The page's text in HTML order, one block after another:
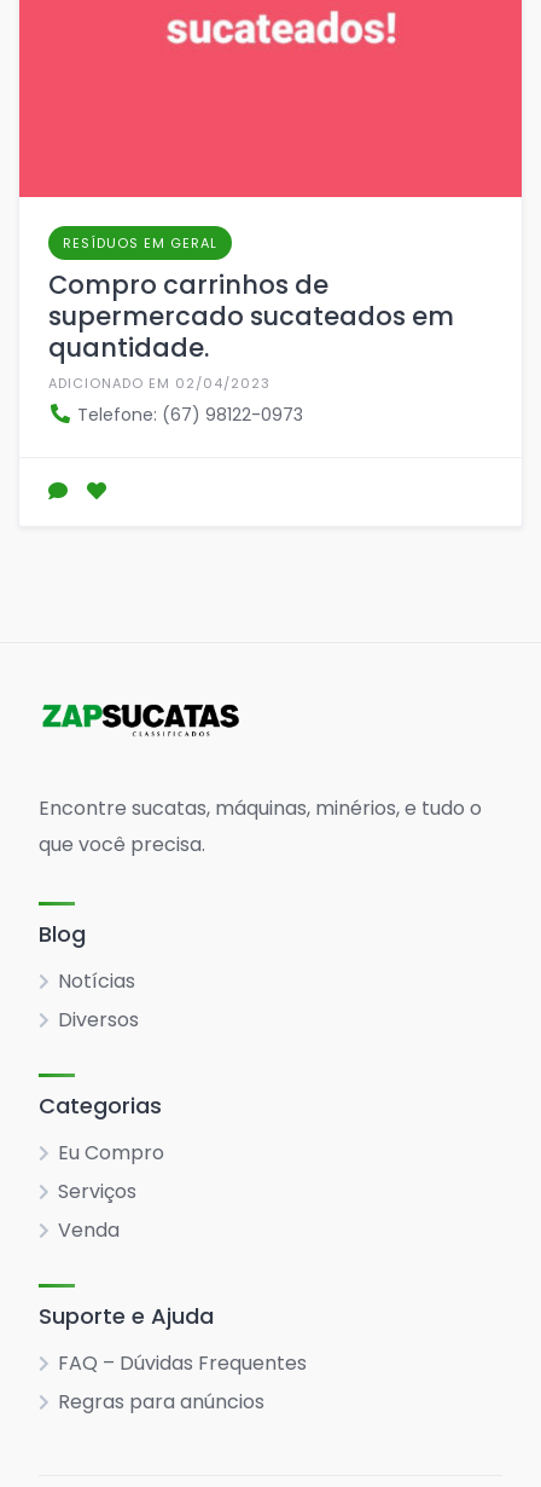
RESÍDUOS EM GERAL
Compro carrinhos de
supermercado sucateados em
quantidade.
ADICIONADO EM 02/04/2023
Telefone: (67) 98122-0973
Encontre sucatas, máquinas, minérios, e tudo o
que você precisa.
Blog
Notícias
Diversos
Categorias
Eu Compro
Serviços
Venda
Suporte e Ajuda
FAQ – Dúvidas Frequentes
Regras para anúncios